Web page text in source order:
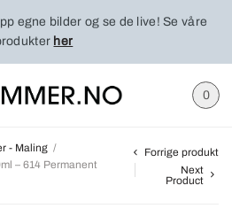
egne bilder og se de live! Se våre
her
0
- Maling /
– 614 Permanent
Forrige produkt
Next
Product